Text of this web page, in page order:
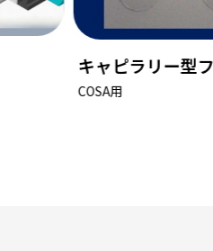
集積型GRINレン
1次元/2次元配列のガ